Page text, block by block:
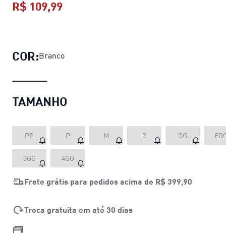
R$ 109,99
COR:Branco
TAMANHO
PP P M G GG
3GG 4GG
Frete grátis para pedidos acima de R$ 399,90
Troca gratuita em até 30 dias